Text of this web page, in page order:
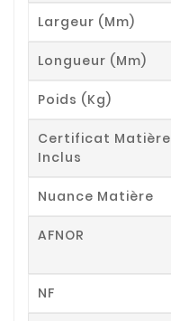
Largeur (mm)
Longueur (mm)
Poids (kg)
Certificat Matière
Inclus
Nuance Matière
AFNOR
NF